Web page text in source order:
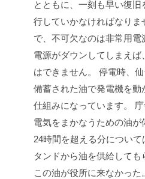
とともに、一刻も早い復
行していかなければなりま
で、不可欠なのは非常用電
電源がダウンしてしまえ
はできません。
停電時、
備蓄された油で発電機を動
仕組みになっています。
電気をまかなうための油が
24時間を超える分につい
タンドから油を供給しても
この油が役所に来なかった。